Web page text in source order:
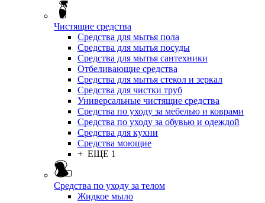
Чистящие средства
Средства для мытья пола
Средства для мытья посуды
Средства для мытья сантехники
Отбеливающие средства
Средства для мытья стекол и зеркал
Средства для чистки труб
Универсальные чистящие средства
Средства по уходу за мебелью и коврами
Средства по уходу за обувью и одеждой
Средства для кухни
Средства моющие
+ ЕЩЕ 1
Средства по уходу за телом
Жидкое мыло